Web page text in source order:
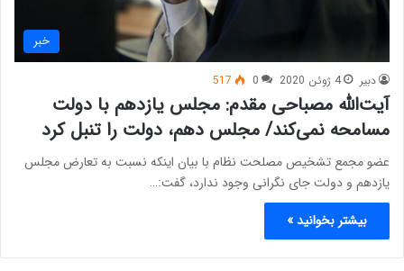
خبر
دبیر 4 ژوئن 2020 0
517
آیت‌الله مصباحی مقدم: مجلس یازدهم با دولت
مسامحه نمی‌کند/ مجلس دهم، دولت را تنبل کرد
عضو مجمع تشخیص مصلحت نظام با بیان اینکه نسبت به تعارض مجلس
یازدهم و دولت جای نگرانی وجود ندارد، گفت:…
بیشتر بخوانید »